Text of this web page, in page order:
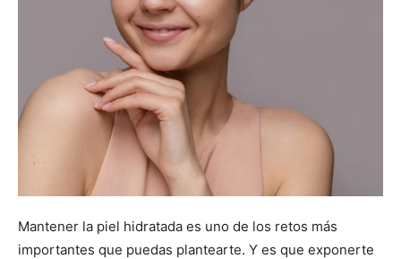
Mantener la piel hidratada es uno de los retos más
importantes que puedas plantearte. Y es que exponerte